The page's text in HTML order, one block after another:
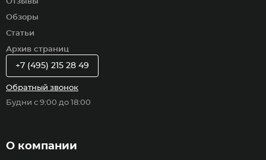
Обзоры
Статьи
Архив страниц
О компании
+7 (495) 215 28 49
Обратный звонок
Будни с 9:00 до 18:00